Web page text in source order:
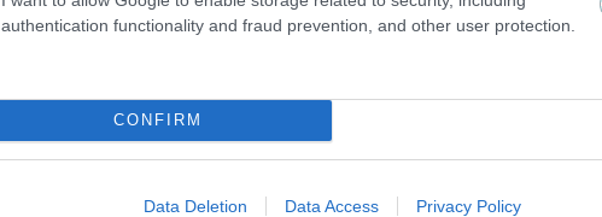
authentication functionality and fraud prevention, and other user protection.
CONFIRM
Data Deletion Data Access Privacy Policy